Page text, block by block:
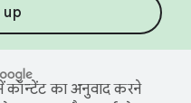
up
कॉन्टेंट का अनुवाद करने